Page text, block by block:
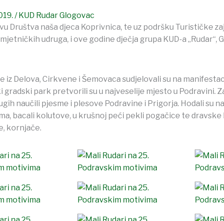
/ KUD Rudar Glogovac
Društva naša djeca Koprivnica, te uz podršku Turističke
udruga, i ove godine dječja grupa KUD-a „Rudar“,
iz Delova, Cirkvene i Šemovaca sudjelovali su na
gradski park pretvorili su u najveselije mjesto u Podravini.
naučili pjesme i plesove Podravine i Prigorja. Hodali su
bacali kolutove, u krušnoj peći pekli pogačice te
kornjače.